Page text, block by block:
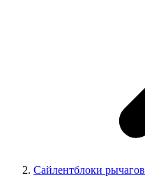
Сайлентблоки рычагов